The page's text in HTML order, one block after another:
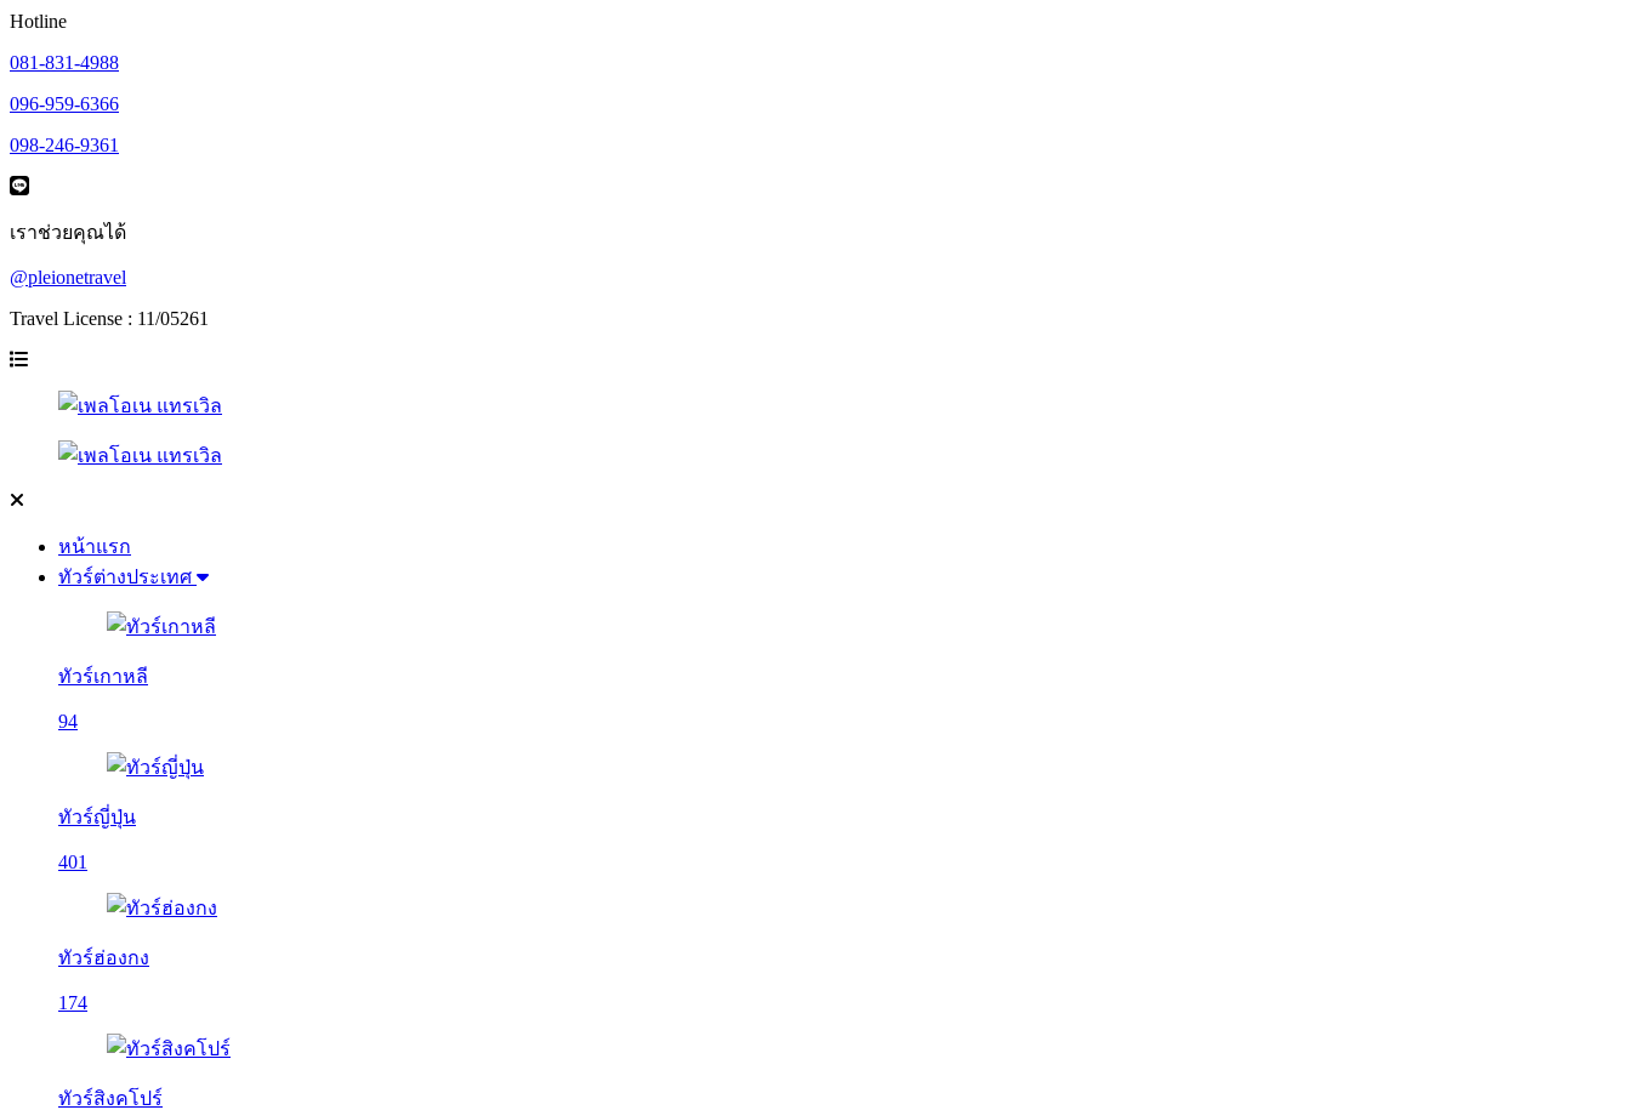
Hotline
081-831-4988
096-959-6366
098-246-9361
เราช่วยคุณได้
@pleionetravel
Travel License : 11/05261
หน้าแรก
ทัวร์ต่างประเทศ
ทัวร์เกาหลี
94
ทัวร์ญี่ปุ่น
401
ทัวร์ฮ่องกง
174
ทัวร์สิงคโปร์